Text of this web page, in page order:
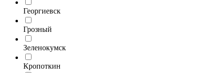
Георгиевск
Грозный
Зеленокумск
Кропоткин